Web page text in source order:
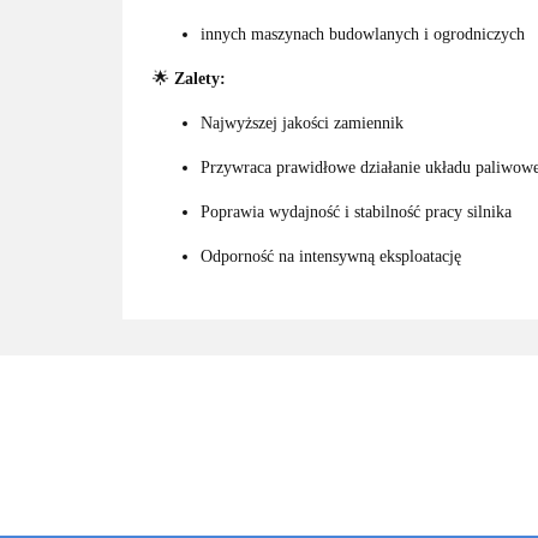
innych maszynach budowlanych i ogrodniczych
🌟 Zalety:
Najwyższej jakości zamiennik
Przywraca prawidłowe działanie układu
Poprawia wydajność i stabilność pracy silnika
Odporność na intensywną eksploatację